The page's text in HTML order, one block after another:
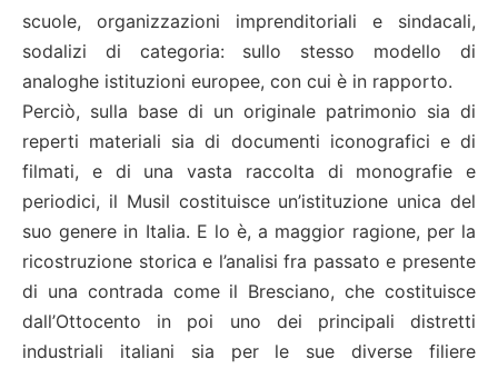
scuole, organizzazioni imprenditoriali e sindacali,
sodalizi di categoria: sullo stesso modello di
analoghe istituzioni europee, con cui è in rapporto.
Perciò, sulla base di un originale patrimonio sia di
reperti materiali sia di documenti iconografici e di
filmati, e di una vasta raccolta di monografie e
periodici, il Musil costituisce un’istituzione unica del
suo genere in Italia. E lo è, a maggior ragione, per la
ricostruzione storica e l’analisi fra passato e presente
di una contrada come il Bresciano, che costituisce
dall’Ottocento in poi uno dei principali distretti
industriali italiani sia per le sue diverse filiere